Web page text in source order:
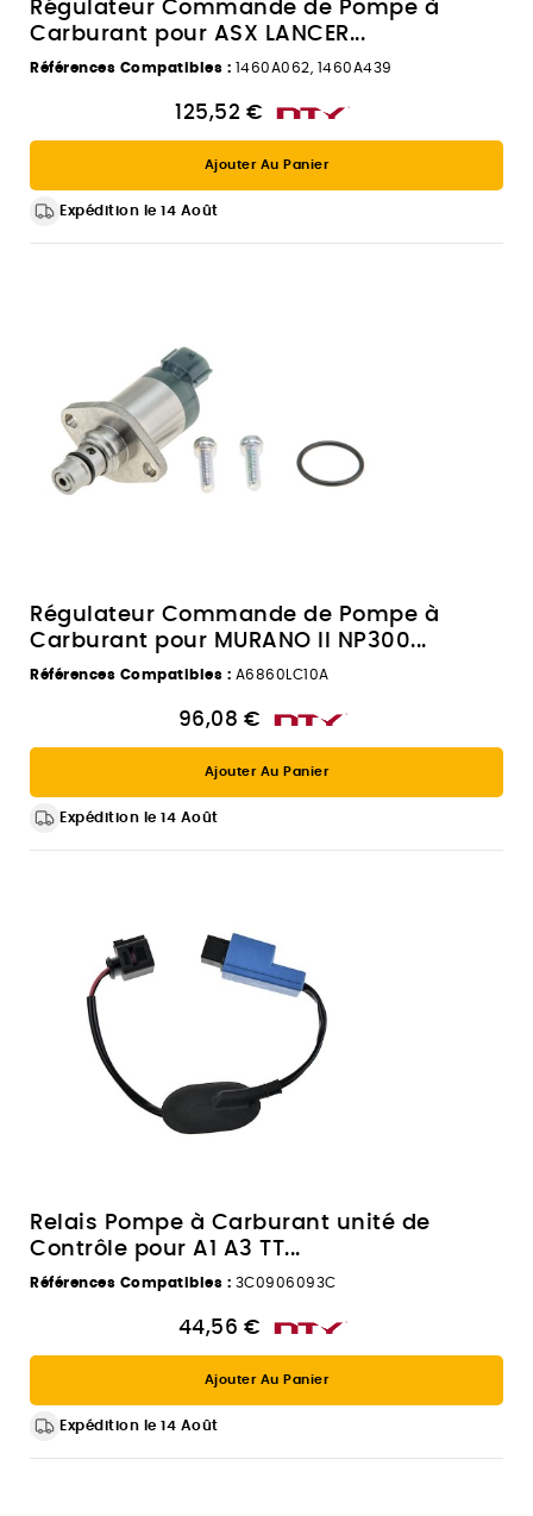
Régulateur Commande de Pompe à
Carburant pour ASX LANCER...
Références Compatibles : 1460A062, 1460A439
125,52 €
Ajouter Au Panier
Expédition le 14 Août
Régulateur Commande de Pompe à
Carburant pour MURANO II NP300...
Références Compatibles : A6860LC10A
96,08 €
Ajouter Au Panier
Expédition le 14 Août
Relais Pompe à Carburant unité de
Contrôle pour A1 A3 TT...
Références Compatibles : 3C0906093C
44,56 €
Ajouter Au Panier
Expédition le 14 Août